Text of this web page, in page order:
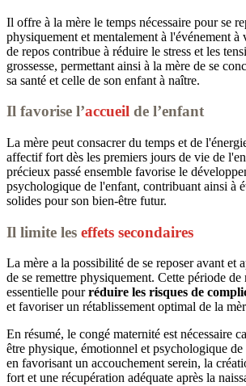
Il offre à la mère le temps nécessaire pour se
physiquement et mentalement à l'événement à
de repos contribue à réduire le stress et les
grossesse, permettant ainsi à la mère de se
sa santé et celle de son enfant à naître.
Il favorise l’accueil de l’enfant
La mère peut consacrer du temps et de
affectif fort dès les premiers jours de vie de
précieux passé ensemble favorise le
psychologique de l'enfant, contribuant ainsi à
solides pour son bien-être futur.
Il limite les effets secondaires
La mère a la possibilité de se reposer avant et
de se remettre physiquement. Cette période de
essentielle pourréduire les risques de
et favoriser un rétablissement optimal de la
En résumé, le congé maternité est nécessaire
être physique, émotionnel et psychologique
en favorisant un accouchement serein, la
fort et une récupération adéquate après la